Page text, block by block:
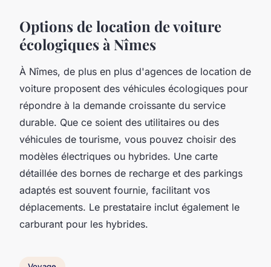
Options de location de voiture
écologiques à Nîmes
À Nîmes, de plus en plus d'agences de location de
voiture proposent des véhicules écologiques pour
répondre à la demande croissante du service
durable. Que ce soient des utilitaires ou des
véhicules de tourisme, vous pouvez choisir des
modèles électriques ou hybrides. Une carte
détaillée des bornes de recharge et des parkings
adaptés est souvent fournie, facilitant vos
déplacements. Le prestataire inclut également le
carburant pour les hybrides.